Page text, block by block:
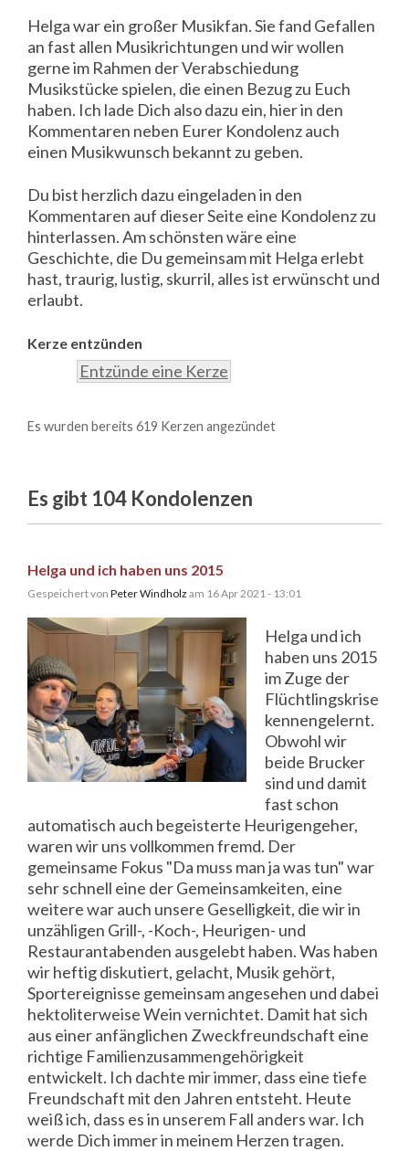
Helga war ein großer Musikfan. Sie fand Gefallen
an fast allen Musikrichtungen und wir wollen
gerne im Rahmen der Verabschiedung
Musikstücke spielen, die einen Bezug zu Euch
haben. Ich lade Dich also dazu ein, hier in den
Kommentaren neben Eurer Kondolenz auch
einen Musikwunsch bekannt zu geben.
Du bist herzlich dazu eingeladen in den
Kommentaren auf dieser Seite eine Kondolenz zu
hinterlassen. Am schönsten wäre eine
Geschichte, die Du gemeinsam mit Helga erlebt
hast, traurig, lustig, skurril, alles ist erwünscht und
erlaubt.
Kerze entzünden
Entzünde eine Kerze
Es wurden bereits 619 Kerzen angezündet
Es gibt 104 Kondolenzen
Helga und ich haben uns 2015
Gespeichert von Peter Windholz am 16 Apr 2021 - 13:01
Helga und ich
haben uns 2015
im Zuge der
Flüchtlingskrise
kennengelernt.
Obwohl wir
beide Brucker
sind und damit
fast schon
automatisch auch begeisterte Heurigengeher,
waren wir uns vollkommen fremd. Der
gemeinsame Fokus "Da muss man ja was tun" war
sehr schnell eine der Gemeinsamkeiten, eine
weitere war auch unsere Geselligkeit, die wir in
unzähligen Grill-, -Koch-, Heurigen- und
Restaurantabenden ausgelebt haben. Was haben
wir heftig diskutiert, gelacht, Musik gehört,
Sportereignisse gemeinsam angesehen und dabei
hektoliterweise Wein vernichtet. Damit hat sich
aus einer anfänglichen Zweckfreundschaft eine
richtige Familienzusammengehörigkeit
entwickelt. Ich dachte mir immer, dass eine tiefe
Freundschaft mit den Jahren entsteht. Heute
weiß ich, dass es in unserem Fall anders war. Ich
werde Dich immer in meinem Herzen tragen.